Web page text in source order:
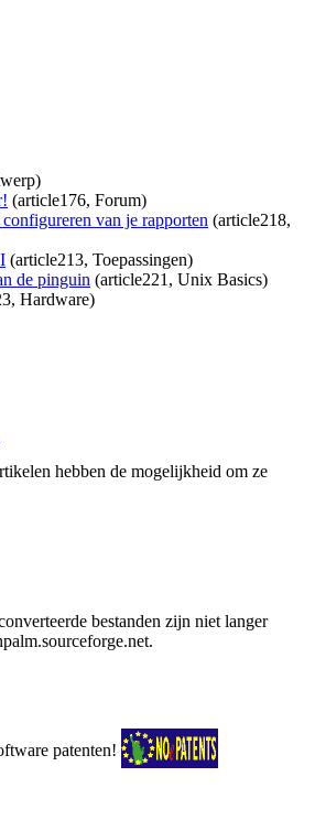
(article176, Forum)
van je rapporten (article218,
(article213, Toepassingen)
de pinguin (article221, Unix Basics)
Hardware)
hebben de mogelijkheid om ze
bestanden zijn niet langer
patenten!